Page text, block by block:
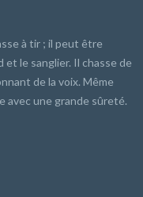
à tir ; il peut être
et le sanglier. Il chasse de
de la voix. Même
avec une grande sûreté.